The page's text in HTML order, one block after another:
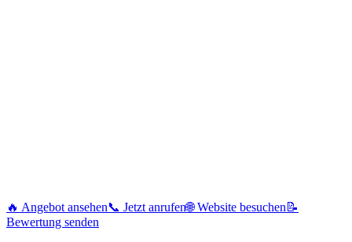
🔥 Angebot ansehen📞 Jetzt anrufen🌐 Website besuchen 📝
Bewertung senden